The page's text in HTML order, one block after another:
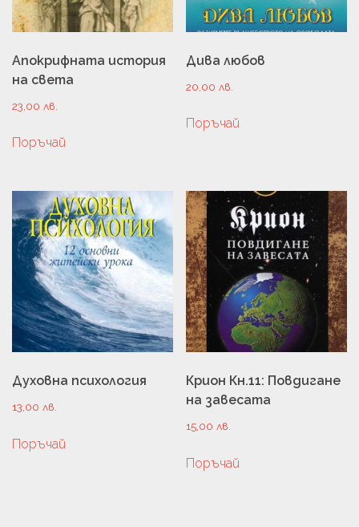
Апокрифната история
на света
23,00 лв.
Поръчай
Дива любов
20,00 лв.
Поръчай
Духовна психология
13,00 лв.
Поръчай
Крион Кн.11: Повдигане
на завесата
15,00 лв.
Поръчай